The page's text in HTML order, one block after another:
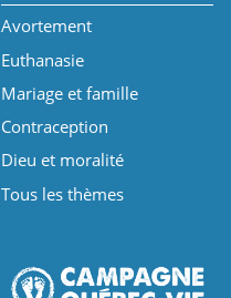
Avortement
Euthanasie
Mariage et famille
Contraception
Dieu et moralité
Tous les thèmes